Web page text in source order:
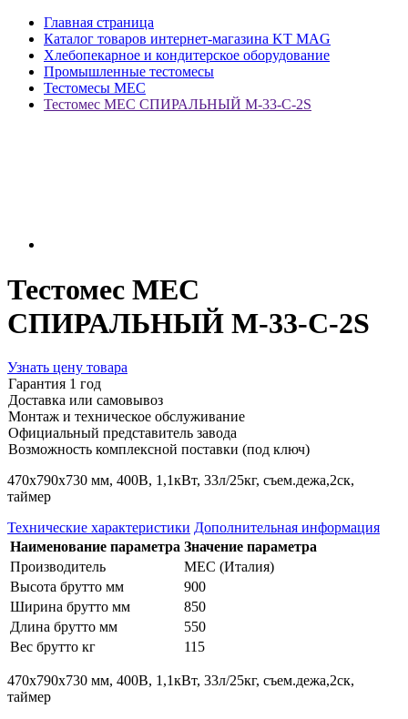
Главная страница
Каталог товаров интернет-магазина KT MAG
Хлебопекарное и кондитерское оборудование
Промышленные тестомесы
Тестомесы MEC
Тестомес MEC СПИРАЛЬНЫЙ M-33-C-2S
Тестомес MEC
СПИРАЛЬНЫЙ M-33-C-2S
Узнать цену товара
Гарантия 1 год
Доставка или самовывоз
Монтаж и техническое обслуживание
Официальный представитель завода
Возможность комплексной поставки (под ключ)
470х790х730 мм, 400В, 1,1кВт, 33л/25кг, съем.дежа,2ск,
таймер
Технические характеристики Дополнительная информация
Наименование параметра Значение параметра
Производитель
MEC (Италия)
Высота брутто мм
900
Ширина брутто мм
850
Длина брутто мм
550
Вес брутто кг
115
470х790х730 мм, 400В, 1,1кВт, 33л/25кг, съем.дежа,2ск,
таймер